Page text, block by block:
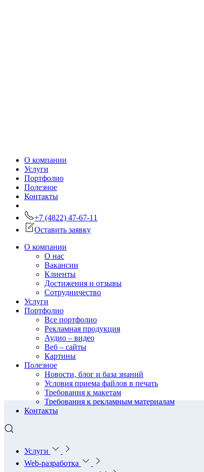
О компании
Услуги
Портфолио
Полезное
Контакты
+7 (4822) 47-67-11
Оставить заявку
О компании
О нас
Вакансии
Клиенты
Достижения и отзывы
Сотрудничество
Услуги
Портфолио
Все портфолио
Рекламная продукция
Аудио – видео
Веб – сайты
Картины
Полезное
Новости, блог и база знаний
Условия приема файлов в печать
Требования к макетам
Требования к рекламным материалам
Контакты
Услуги
Web-разработка